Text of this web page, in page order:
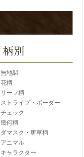
無地調
花柄
リーフ柄
ストライプ・ボーダー
チェック
幾何柄
ダマスク・唐草柄
アニマル
キャラクター